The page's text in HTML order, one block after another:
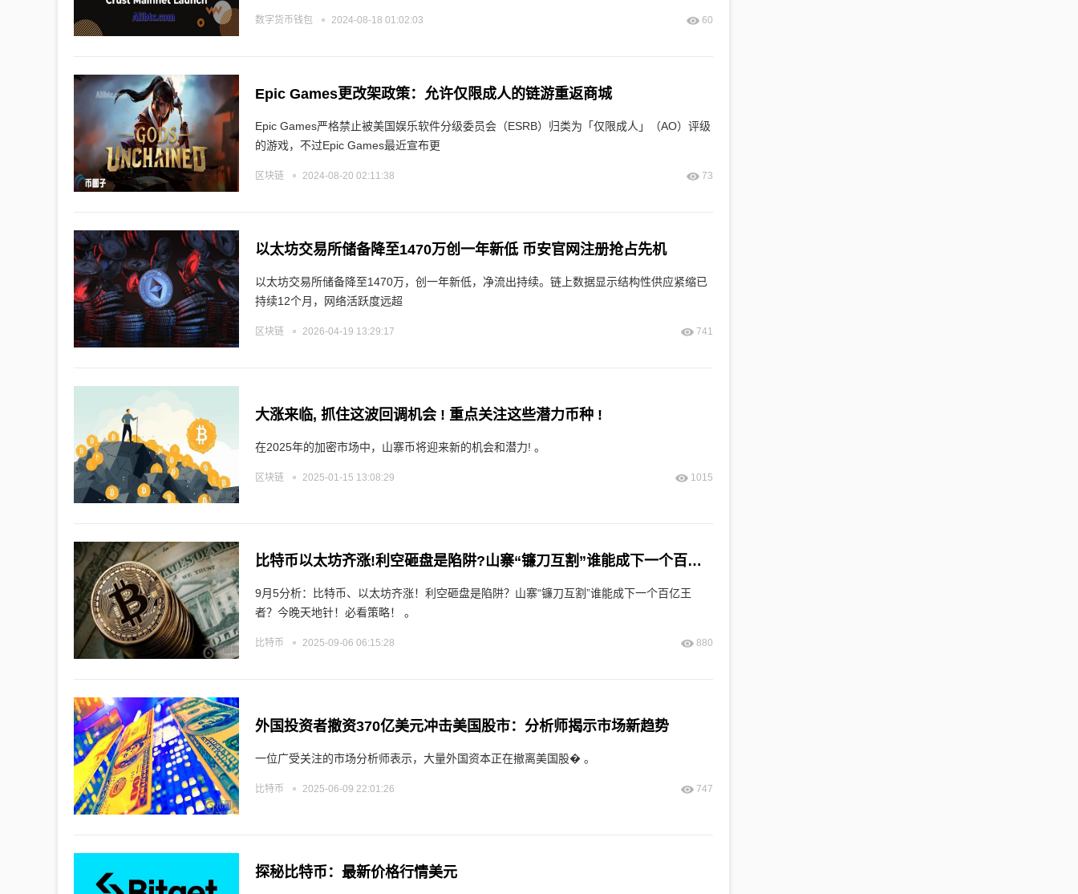
数字货币钱包 2024-08-18 01:02:03 60
Epic Games更改架政策：允许仅限成人的链游重返商城
Epic Games严格禁止被美国娱乐软件分级委员会（ESRB）归类为「仅限成人」（AO）评级
的游戏，不过Epic Games最近宣布更
区块链 2024-08-20 02:11:38 73
以太坊交易所储备降至1470万创一年新低 币安官网注册抢占先机
以太坊交易所储备降至1470万，创一年新低，净流出持续。链上数据显示结构性供应紧缩已
持续12个月，网络活跃度远超
区块链 2026-04-19 13:29:17 741
大涨来临, 抓住这波回调机会 ! 重点关注这些潜力币种 !
在2025年的加密市场中，山寨币将迎来新的机会和潜力! 。
区块链 2025-01-15 13:08:29 1015
比特币以太坊齐涨!利空砸盘是陷阱?山寨“镰刀互割”谁能成下一个百亿王者?今晚天地针
9月5分析：比特币、以太坊齐涨！利空砸盘是陷阱？山寨“镰刀互割”谁能成下一个百亿王
者？今晚天地针！必看策略！ 。
比特币 2025-09-06 06:15:28 880
外国投资者撤资370亿美元冲击美国股市：分析师揭示市场新趋势
一位广受关注的市场分析师表示，大量外国资本正在撤离美国股� 。
比特币 2025-06-09 22:01:26 747
探秘比特币：最新价格行情美元